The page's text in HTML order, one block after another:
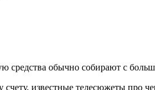
средства обычно собирают с
известные телесюжеты про